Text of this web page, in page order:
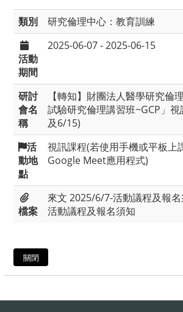
類別 研究倫理中心：教育訓練
活動
期間
2025-06-07 - 2025-06-15
研討
會名
稱
【轉知】財團法人醫學研究倫
試驗研究倫理講習班~GCP」
及6/15)
活
動地
點
視訊課程(若使用手機或平板上
Google Meet應用程式)
檔案
來文 2025/6/7-活動議程及報名
活動議程及報名須知
關閉